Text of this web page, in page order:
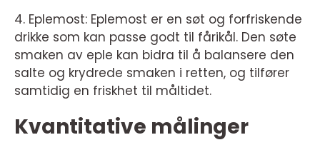
4. Eplemost: Eplemost er en søt og forfriskende
drikke som kan passe godt til fårikål. Den søte
smaken av eple kan bidra til å balansere den
salte og krydrede smaken i retten, og tilfører
samtidig en friskhet til måltidet.
Kvantitative målinger